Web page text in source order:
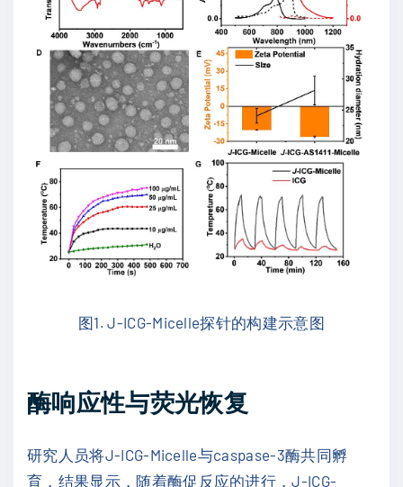
图1. J-ICG-Micelle探针的构建示意图
酶响应性与荧光恢复
研究人员将J-ICG-Micelle与caspase-3酶共同孵
育，结果显示，随着酶促反应的进行，J-ICG-